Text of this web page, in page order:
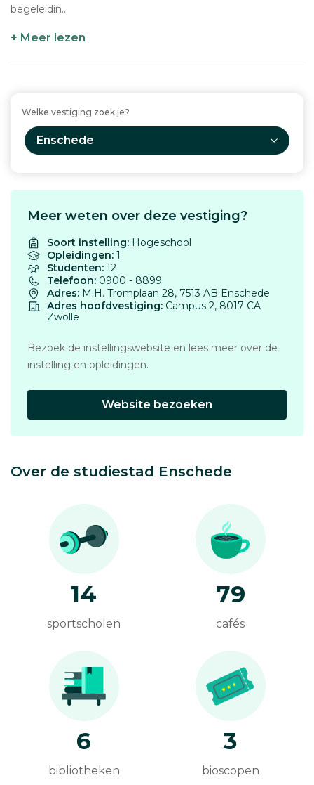
begeleidin...
+ Meer lezen
Welke vestiging zoek je?
Enschede
Meer weten over deze vestiging?
Soort instelling: Hogeschool
Opleidingen: 1
Studenten: 12
Telefoon: 0900 - 8899
Adres: M.H. Tromplaan 28, 7513 AB Enschede
Adres hoofdvestiging: Campus 2, 8017 CA
Zwolle
Bezoek de instellingswebsite en lees meer over de
instelling en opleidingen.
Website bezoeken
Over de studiestad Enschede
14
sportscholen
79
cafés
6
bibliotheken
3
bioscopen